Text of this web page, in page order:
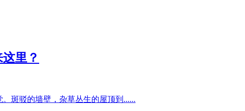
里？
斑驳的墙壁，杂草丛生的屋顶到 ......